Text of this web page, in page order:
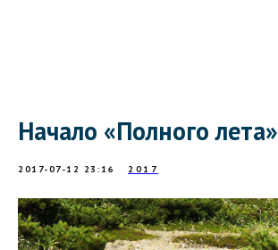
Начало «Полного лета»
2017-07-12 23:16 2017